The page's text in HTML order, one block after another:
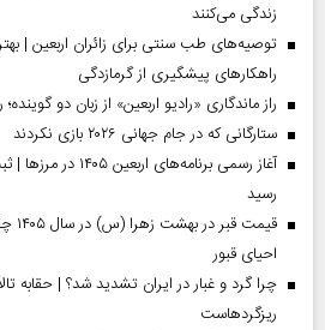
زندگی می‌کنند
توصیه‌های طب سنتی برای زائران اربعین |
راهکارهای پیشگیری از گرمازدگی
راز ماندگاری «رادیو اربعین» از زبان دو
ستارگانی که در جام جهانی ۲۰۲۶ بازی نکردند
رسید
احیای قبور
چرا گرد و غبار در ایران تشدید شد؟ | حقابه
ریزگردهاست